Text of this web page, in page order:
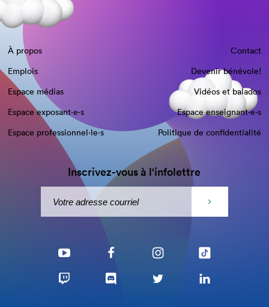
À propos
Contact
Emplois
Devenir bénévole!
Espace médias
Vidéos et balados
Espace exposant·e⋅s
Espace enseignant·e⋅s
Espace professionnel·le⋅s
Politique de confidentialité
Inscrivez-vous à l'infolettre